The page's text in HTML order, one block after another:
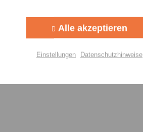
Preis auf Anfrage
Details
Alle akzeptieren
Einstellungen Datenschutzhinweise